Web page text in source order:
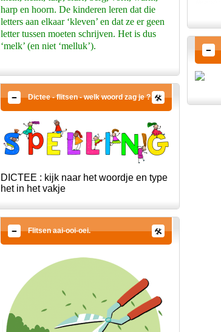
harp en hoorn. De kinderen leren dat die
letters aan elkaar ‘kleven’ en dat ze er geen
letter tussen moeten schrijven. Het is dus
‘melk’ (en niet ‘melluk’).
Dictee - flitsen - welk woord zag je ?
DICTEE : kijk naar het woordje en type
het in het vakje
Flitsen aai-ooi-oei.